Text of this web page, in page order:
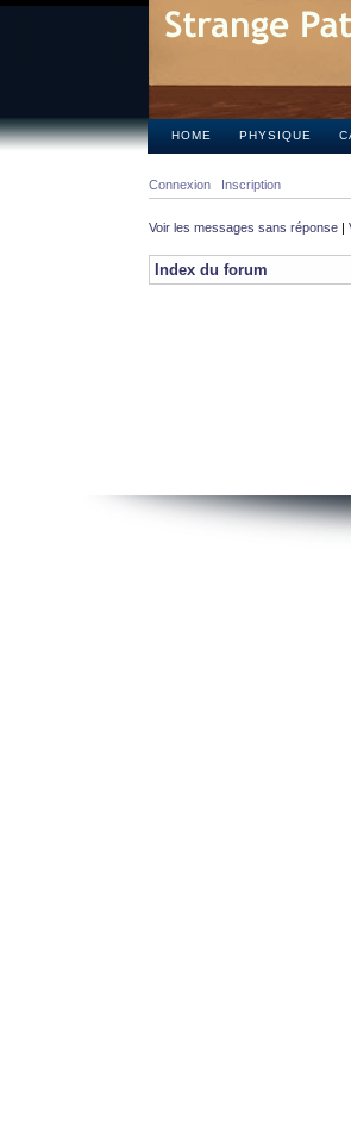
HOME PHYSIQUE
Connexion Inscription
Voir les messages sans réponse |
Index du forum